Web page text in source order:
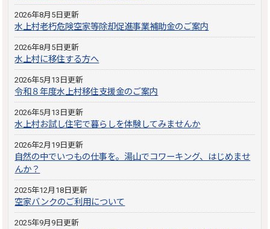
2026年8月5日更新
水上村老朽危険空家等除却促進事業補助金のご案内
2026年8月5日更新
水上村に移住する方へ
2026年5月13日更新
令和８年度水上村移住支援金のご案内
2026年5月13日更新
水上村お試し住宅で暮らしを体験してみませんか
2026年2月19日更新
自然の中でいつもの仕事を。湯山でコワーキング、はじめませ
んか？
2025年12月18日更新
空家バンクのご利用について
2025年9月9日更新